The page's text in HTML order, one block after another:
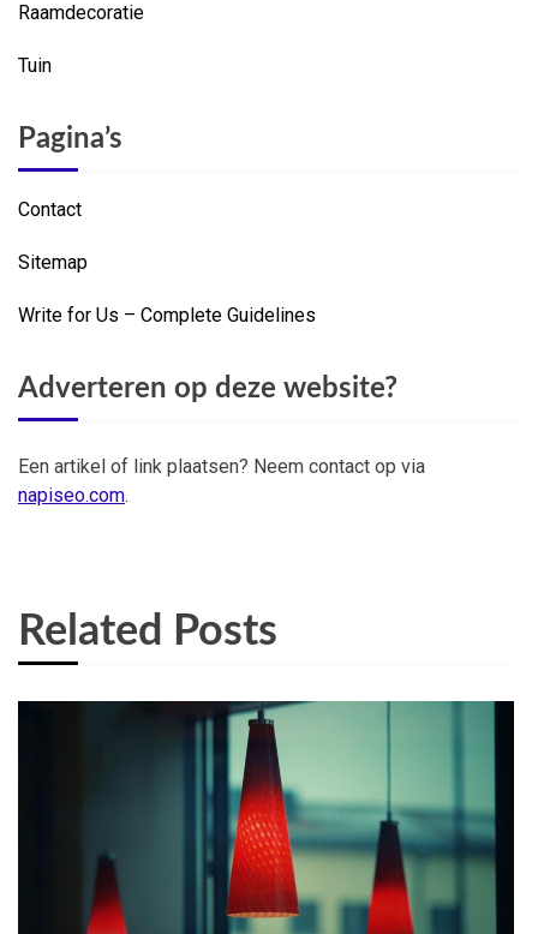
Raamdecoratie
Tuin
Pagina’s
Contact
Sitemap
Write for Us – Complete Guidelines
Adverteren op deze website?
Een artikel of link plaatsen? Neem contact op via
napiseo.com.
Related Posts